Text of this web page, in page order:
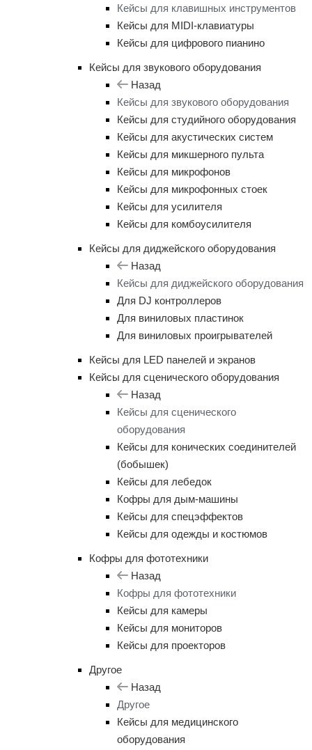
Кейсы для клавишных инструментов
Кейсы для MIDI-клавиатуры
Кейсы для цифрового пианино
Кейсы для звукового оборудования
Назад
Кейсы для звукового оборудования
Кейсы для студийного оборудования
Кейсы для акустических систем
Кейсы для микшерного пульта
Кейсы для микрофонов
Кейсы для микрофонных стоек
Кейсы для усилителя
Кейсы для комбоусилителя
Кейсы для диджейского оборудования
Назад
Кейсы для диджейского оборудования
Для DJ контроллеров
Для виниловых пластинок
Для виниловых проигрывателей
Кейсы для LED панелей и экранов
Кейсы для сценического оборудования
Назад
Кейсы для сценического
оборудования
Кейсы для конических соединителей
(бобышек)
Кейсы для лебедок
Кофры для дым-машины
Кейсы для спецэффектов
Кейсы для одежды и костюмов
Кофры для фототехники
Назад
Кофры для фототехники
Кейсы для камеры
Кейсы для мониторов
Кейсы для проекторов
Другое
Назад
Другое
Кейсы для медицинского
оборудования